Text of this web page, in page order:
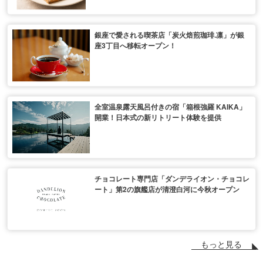
銀座で愛される喫茶店「炭火焙煎珈琲.凛」が銀
座3丁目へ移転オープン！
全室温泉露天風呂付きの宿「箱根強羅 KAIKA」
開業！日本式の新リトリート体験を提供
チョコレート専門店「ダンデライオン・チョコレ
ート」第2の旗艦店が清澄白河に今秋オープン
もっと見る